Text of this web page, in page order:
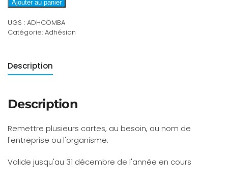
1
an
Ajouter au panier
UGS : ADHCOMBA
Catégorie: Adhésion
Description
Description
Remettre plusieurs cartes, au besoin, au nom de
l'entreprise ou l'organisme.
Valide jusqu'au 31 décembre de l'année en cours